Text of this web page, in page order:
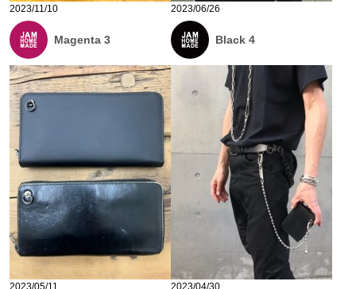
2023/11/10
Magenta 3
2023/06/26
Black 4